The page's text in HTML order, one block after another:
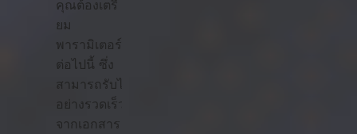
คุณต้องเตรี
ยม
พารามิเตอร์
ต่อไปนี้ ซึ่ง
สามารถรับได้
อย่างรวดเร็ว
จากเอกสาร